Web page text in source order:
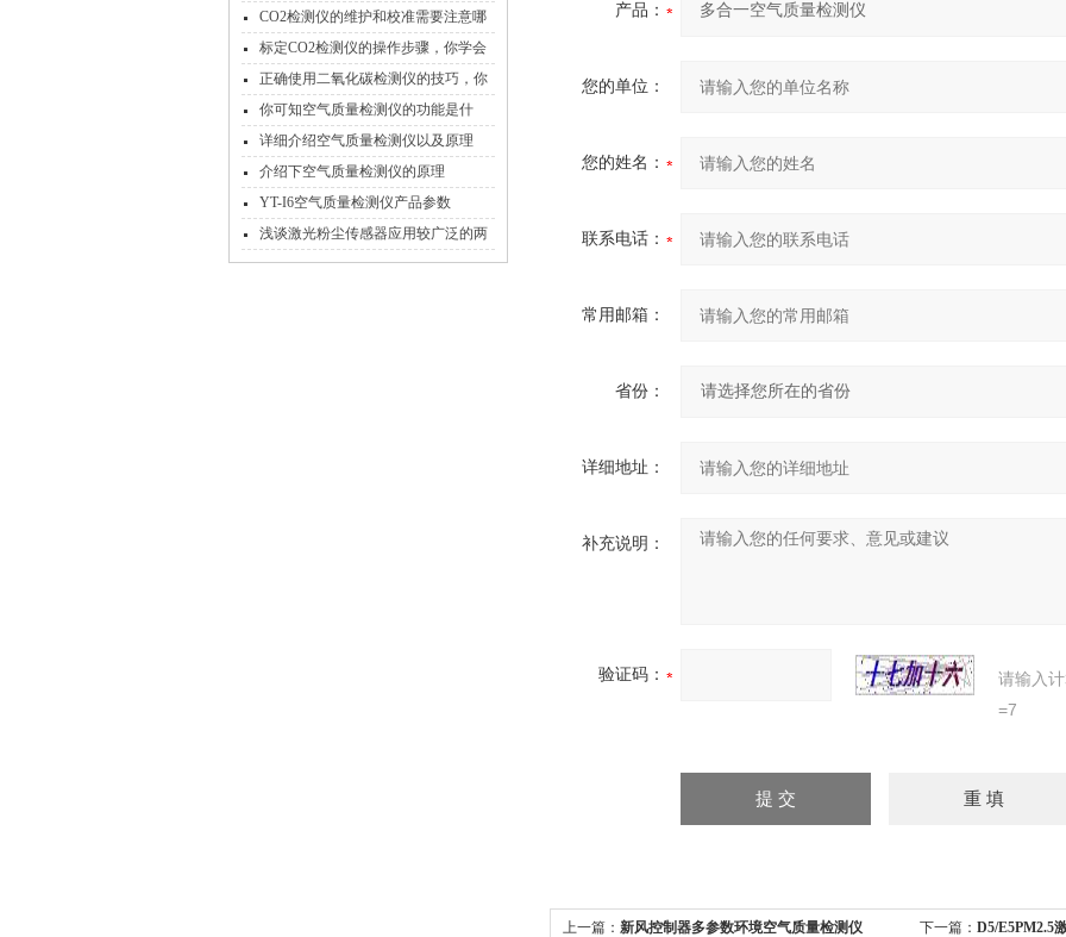
关键
CO2检测仪的维护和校准需要注意哪
些事项
标定CO2检测仪的操作步骤，你学会
了吗？
正确使用二氧化碳检测仪的技巧，你
学会了吗
你可知空气质量检测仪的功能是什
么？
详细介绍空气质量检测仪以及原理
介绍下空气质量检测仪的原理
YT-I6空气质量检测仪产品参数
浅谈激光粉尘传感器应用较广泛的两
大领域
产品：
您的单位：
您的姓名：
联系电话：
常用邮箱：
省份：
详细地址：
补充说明：
验证码：
请输入
=7
上一篇： 新风控制器多参数环境空气质量检测仪 下一篇： D5/E5PM2.5